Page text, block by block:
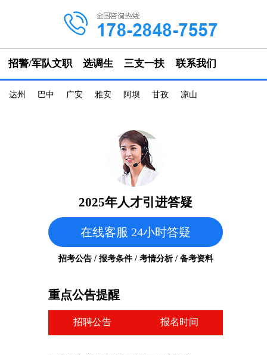
招警/军队文职 选调生 三支一扶 联系我们
达州 巴中 广安 雅安 阿坝 甘孜 凉山
2025年人才引进答疑
在线客服 24小时答疑
招考公告 / 报考条件 / 考情分析 / 备考资料
重点公告提醒
招聘公告 报名时间